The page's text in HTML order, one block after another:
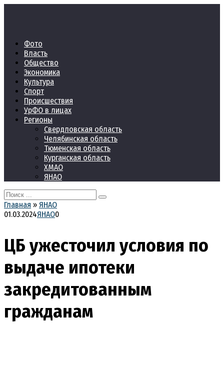
Фото
Власть
Общество
Экономика
Культура
Спорт
Происшествия
УрФО в лицах
Регионы
Свердловская область
Челябинская область
Тюменская область
Курганская область
ХМАО
ЯНАО
Search
for:
Главная » ЯНАО
01.03.2024ЯНАО0
ЦБ ужесточил условия по
выдаче ипотеки
закредитованным
гражданам